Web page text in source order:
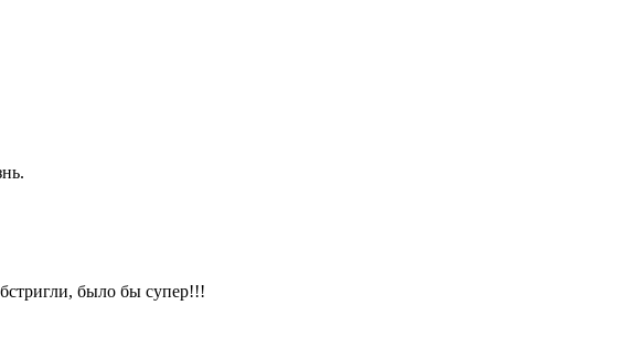
было бы супер!!!